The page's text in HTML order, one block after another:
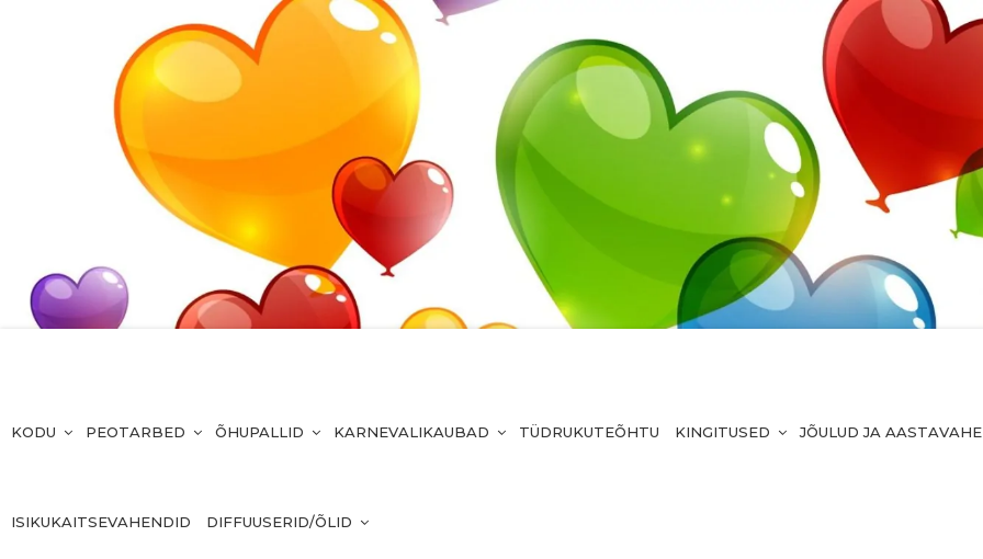
KODU PEOTARBED ÕHUPALLID KARNEVALIKAUBAD TÜDRUKUTEÕHTU KINGITUSED JÕULUD JA
ISIKUKAITSEVAHENDID DIFFUUSERID/ÕLID